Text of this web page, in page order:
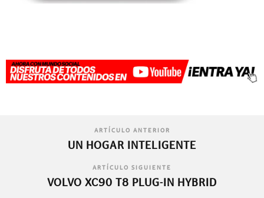
ARTÍCULO ANTERIOR
UN HOGAR INTELIGENTE
ARTÍCULO SIGUIENTE
VOLVO XC90 T8 PLUG-IN HYBRID